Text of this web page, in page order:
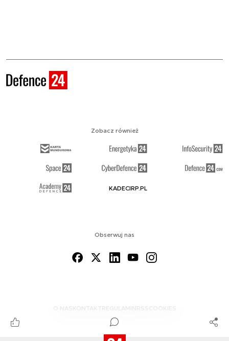
Obserwuj nas
O NAS KONTAKTREGULAMINRSS COOKIES
Zobacz również
KADECIRP.PL